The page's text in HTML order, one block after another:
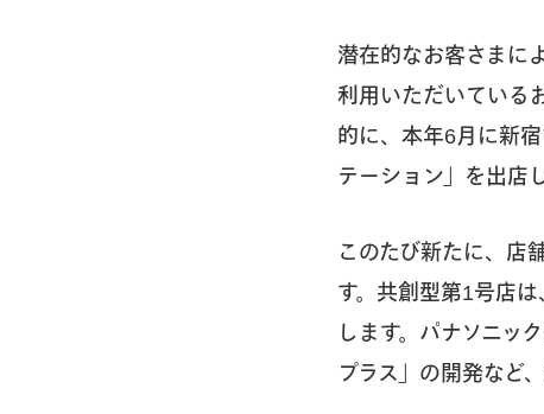
潜在的なお客さまに
利用いただいている
的に、本年6月に新
テーション」を出店
このたび新たに、店
す。共創型第1号店
します。パナソニッ
プラス」の開発など